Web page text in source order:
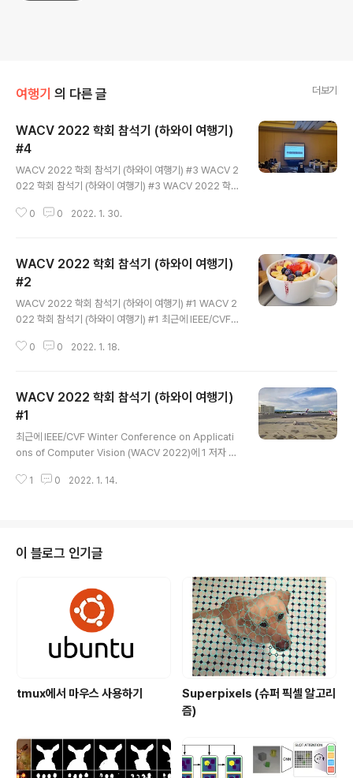
여행기 의 다른 글 더보기
WACV 2022 학회 참석기 (하와이 여행기)
#4
WACV 2022 학회 참석기 (하와이 여행기) #3 WACV 2
022 학회 참석기 (하와이 여행기) #3 WACV 2022 학회
(하와이 여행기) #2 WACV 2022 학회 참석기 (하와이
하와이 방문 목적이 WACV 학회 참석이었지만 지금까지
너무 여행 위주로 글을 쓴 것 같다. 이번에는 학회 참석기를
써볼까 한다. https://goo.gl/maps/tQkZ5RiU8gMsc
qx89 와이콜로아 비치 매리엇 리조트 & 스파 · 69-275
Waikōloa Beach Dr, Waikoloa Beach,..
0 0 2022. 1. 30.
WACV 2022 학회 참석기 (하와이 여행기)
#2
WACV 2022 학회 참석기 (하와이 여행기) #1 WACV 2
022 학회 참석기 (하와이 여행기) #1 최근에 IEEE/CVF
r Vision (WACV 2022)에 1 저자 논문 2편이 accept
n-cv.info 숙소가 좀 외진 곳이 있다 보니 장을 보려면 15
분 정도 걸으면 나오는 마트로 가야 했다. https://goo.gl/
maps/9nxZq6fQBDsonDdw6 KTA Super Stores
- Waikoloa Village · 68-3916 Paniolo Ave, Waiko
0 0 2022. 1. 18.
WACV 2022 학회 참석기 (하와이 여행기)
#1
최근에 IEEE/CVF Winter Conference on Applicati
ons of Computer Vision (WACV 2022)에 1 저자 논
로 하와이에 방문했다. https://openaccess.thecvf.co
pository Robust Lane Detection via Expanded S
elf Attention Minhyeok Lee, Junhyeop Lee, Dog
1 0 2022. 1. 14.
이 블로그 인기글
tmux에서 마우스 사용하기
Superpixels (슈퍼 픽셀 알고리
즘)